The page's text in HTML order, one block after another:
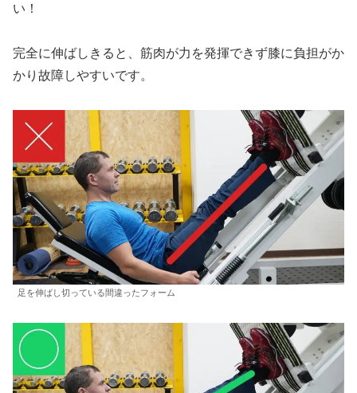
い！
完全に伸ばしきると、筋肉が力を発揮できず膝に負担がか
かり故障しやすいです。
足を伸ばし切っている間違ったフォーム